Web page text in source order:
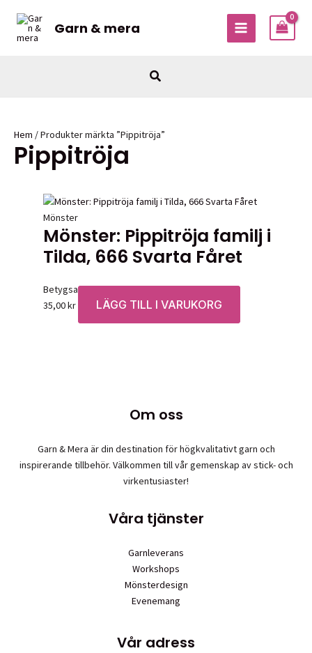
innehåll
Garn & mera
MAIN
Sök
Hem / Produkter märkta ”Pippitröja”
Pippitröja
Mönster
Mönster: Pippitröja familj i
Tilda, 666 Svarta Fåret
Betygsatt0av 5
35,00kr LÄGG TILL I VARUKORG
Om oss
Garn & Mera är din destination för högkvalitativt garn och
inspirerande tillbehör. Välkommen till vår gemenskap av stick- och
virkentusiaster!
Våra tjänster
Garnleverans
Workshops
Mönsterdesign
Evenemang
Vår adress